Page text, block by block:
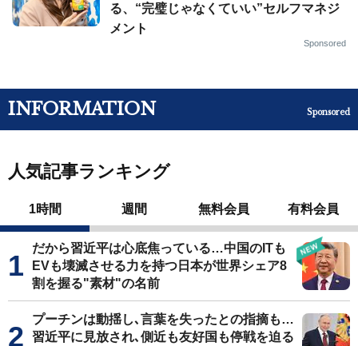
る、“完璧じゃなくていい”セルフマネジ
メント
Sponsored
INFORMATION Sponsored
人気記事ランキング
1時間 週間 無料会員 有料会員
だから習近平は心底焦っている…中国のITも
EVも壊滅させる力を持つ日本が世界シェア8
割を握る"素材"の名前
プーチンは動揺し､言葉を失ったとの指摘も…
習近平に見放され､側近も友好国も停戦を迫る